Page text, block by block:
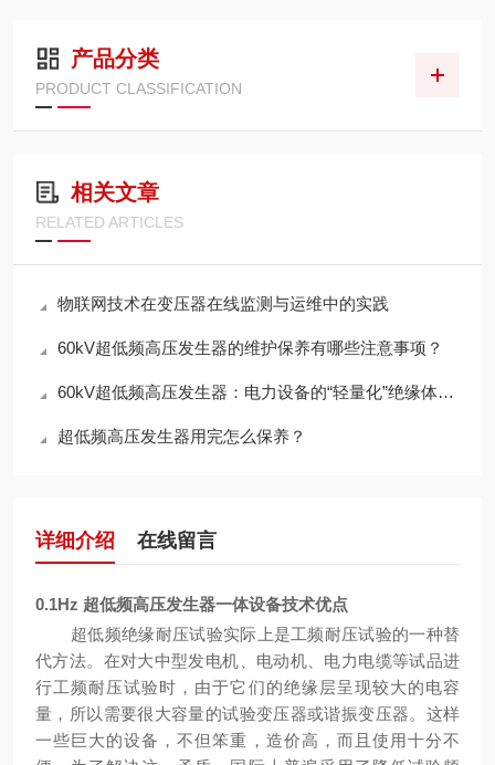
产品分类
PRODUCT CLASSIFICATION
相关文章
RELATED ARTICLES
物联网技术在变压器在线监测与运维中的实践
60kV超低频高压发生器的维护保养有哪些注意事项？
60kV超低频高压发生器：电力设备的“轻量化”绝缘体检专家
超低频高压发生器用完怎么保养？
详细介绍 在线留言
0.1Hz 超低频高压发生器一体设备技术优点
超低频绝缘耐压试验实际上是工频耐压试验的一种替
代方法。在对大中型发电机、电动机、电力电缆等试品进
行工频耐压试验时，由于它们的绝缘层呈现较大的电容
量，所以需要很大容量的试验变压器或谐振变压器。这样
一些巨大的设备，不但笨重，造价高，而且使用十分不